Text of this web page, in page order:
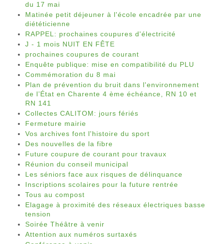
du 17 mai
Matinée petit déjeuner à l'école encadrée par une
diététicienne
RAPPEL: prochaines coupures d'électricité
J - 1 mois NUIT EN FÊTE
prochaines coupures de courant
Enquête publique: mise en compatibilité du PLU
Commémoration du 8 mai
Plan de prévention du bruit dans l'environnement
de l’État en Charente 4 ème échéance, RN 10 et
RN 141
Collectes CALITOM: jours fériés
Fermeture mairie
Vos archives font l'histoire du sport
Des nouvelles de la fibre
Future coupure de courant pour travaux
Réunion du conseil municipal
Les séniors face aux risques de délinquance
Inscriptions scolaires pour la future rentrée
Tous au compost
Elagage à proximité des réseaux électriques basse
tension
Soirée Théâtre à venir
Attention aux numéros surtaxés